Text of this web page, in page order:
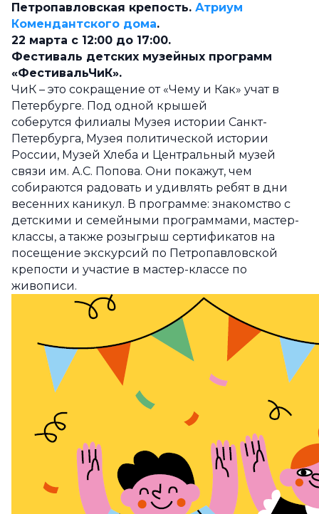
Петропавловская крепость. Атриум
Комендантского дома.
22 марта с 12:00 до 17:00.
Фестиваль детских музейных программ
«ФестивальЧиК».
ЧиК – это сокращение от «Чему и Как» учат в
Петербурге. Под одной крышей
соберутся филиалы Музея истории Санкт-
Петербурга, Музея политической истории
России, Музей Хлеба и Центральный музей
связи им. А.С. Попова. Они покажут, чем
собираются радовать и удивлять ребят в дни
весенних каникул. В программе: знакомство с
детскими и семейными программами, мастер-
классы, а также розыгрыш сертификатов на
посещение экскурсий по Петропавловской
крепости и участие в мастер-классе по
живописи.